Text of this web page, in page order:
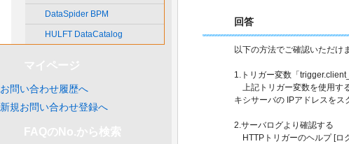
DataSpider BPM
HULFT DataCatalog
お問い合わせ履歴へ
新規お問い合わせ登録へ
回答
以下の方法でご確認いただけ
1.トリガー変数「
上記トリガー変数を使用す
キシサーバの IPアドレスをス
2.サーバログより確認する
HTTPトリガーのヘルプ [ロ